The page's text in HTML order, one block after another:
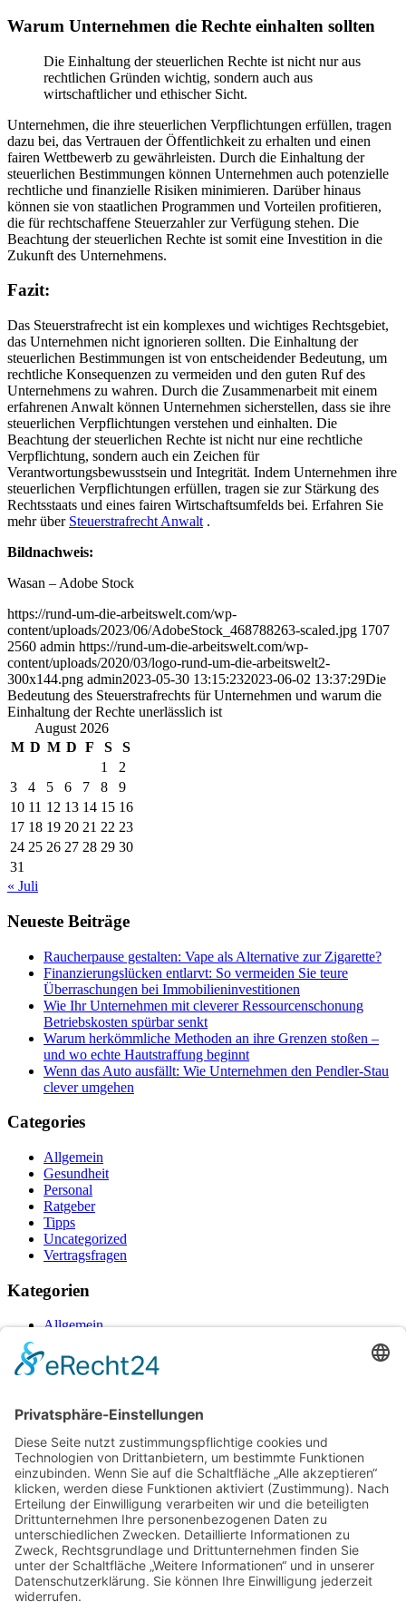
Warum Unternehmen die Rechte einhalten sollten
Die Einhaltung der steuerlichen Rechte ist nicht nur aus
rechtlichen Gründen wichtig, sondern auch aus
wirtschaftlicher und ethischer Sicht.
Unternehmen, die ihre steuerlichen Verpflichtungen erfüllen, tragen
dazu bei, das Vertrauen der Öffentlichkeit zu erhalten und einen
fairen Wettbewerb zu gewährleisten. Durch die Einhaltung der
steuerlichen Bestimmungen können Unternehmen auch potenzielle
rechtliche und finanzielle Risiken minimieren. Darüber hinaus
können sie von staatlichen Programmen und Vorteilen profitieren,
die für rechtschaffene Steuerzahler zur Verfügung stehen. Die
Beachtung der steuerlichen Rechte ist somit eine Investition in die
Zukunft des Unternehmens.
Fazit:
Das Steuerstrafrecht ist ein komplexes und wichtiges Rechtsgebiet,
das Unternehmen nicht ignorieren sollten. Die Einhaltung der
steuerlichen Bestimmungen ist von entscheidender Bedeutung, um
rechtliche Konsequenzen zu vermeiden und den guten Ruf des
Unternehmens zu wahren. Durch die Zusammenarbeit mit einem
erfahrenen Anwalt können Unternehmen sicherstellen, dass sie ihre
steuerlichen Verpflichtungen verstehen und einhalten. Die
Beachtung der steuerlichen Rechte ist nicht nur eine rechtliche
Verpflichtung, sondern auch ein Zeichen für
Verantwortungsbewusstsein und Integrität. Indem Unternehmen ihre
steuerlichen Verpflichtungen erfüllen, tragen sie zur Stärkung des
Rechtsstaats und eines fairen Wirtschaftsumfelds bei. Erfahren Sie
mehr über Steuerstrafrecht Anwalt .
Bildnachweis:
Wasan – Adobe Stock
https://rund-um-die-arbeitswelt.com/wp-
content/uploads/2023/06/AdobeStock_468788263-scaled.jpg 1707
2560 admin https://rund-um-die-arbeitswelt.com/wp-
content/uploads/2020/03/logo-rund-um-die-arbeitswelt2-
300x144.png admin2023-05-30 13:15:232023-06-02 13:37:29Die
Bedeutung des Steuerstrafrechts für Unternehmen und warum die
Einhaltung der Rechte unerlässlich ist
August 2026
M D M D F S
S
1
2
3
4 5 6 7 8
9
10 11 12 13 14 15 16
17 18 19 20 21 22 23
24 25 26 27 28 29 30
31
« Juli
Neueste Beiträge
Raucherpause gestalten: Vape als Alternative zur Zigarette?
Finanzierungslücken entlarvt: So vermeiden Sie teure
Überraschungen bei Immobilieninvestitionen
Wie Ihr Unternehmen mit cleverer Ressourcenschonung
Betriebskosten spürbar senkt
Warum herkömmliche Methoden an ihre Grenzen stoßen –
und wo echte Hautstraffung beginnt
Wenn das Auto ausfällt: Wie Unternehmen den Pendler-Stau
clever umgehen
Categories
Allgemein
Gesundheit
Personal
Ratgeber
Tipps
Uncategorized
Vertragsfragen
Kategorien
Allgemein
Personal
Ratgeber
Uncategorized
Vertragsfragen
Neueste Beiträge
Raucherpause gestalten: Vape als Alternative zur Zigarette?
Finanzierungslücken entlarvt: So vermeiden Sie teure
Überraschungen bei Immobilieninvestitionen
Wie Ihr Unternehmen mit cleverer Ressourcenschonung
Betriebskosten spürbar senkt
Warum herkömmliche Methoden an ihre Grenzen stoßen –
und wo echte Hautstraffung beginnt